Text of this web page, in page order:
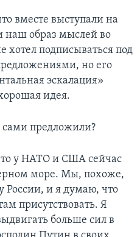
вместе выступали на
наш образ мыслей во
хотел подписываться под
но его
эскалация»
идея.
предложили?
у НАТО и США сейчас
море. Мы, похоже,
России, и я думаю, что
присутствовать. Я
больше сил в